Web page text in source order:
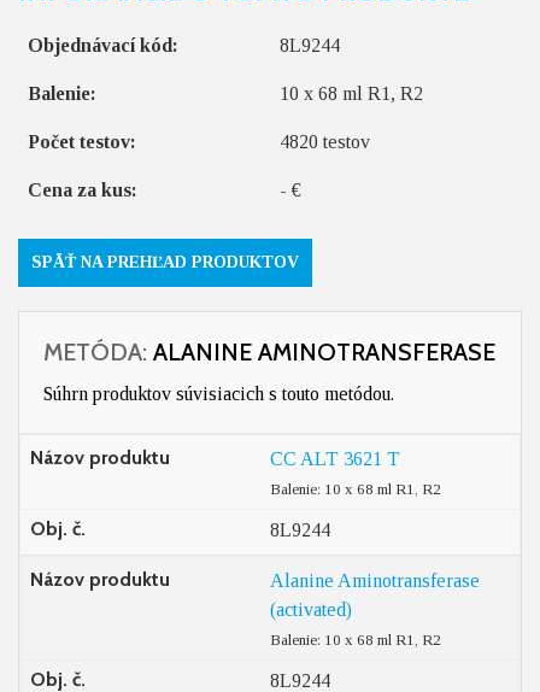
Objednávací kód: 8L9244
Balenie: 10 x 68 ml R1, R2
Počet testov: 4820 testov
Cena za kus: - €
SPÄŤ NA PREHĽAD PRODUKTOV
METÓDA: ALANINE AMINOTRANSFERASE
Súhrn produktov súvisiacich s touto metódou.
Názov produktu CC ALT 3621 T
Balenie: 10 x 68 ml R1, R2
Obj. č. 8L9244
Názov produktu
Alanine Aminotransferase
(activated)
Balenie: 10 x 68 ml R1, R2
Obj. č. 8L9244